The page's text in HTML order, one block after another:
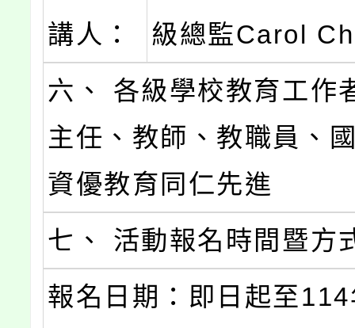
講人：
級總監Carol
六、 各級學校教育工作
主任、教師、教職員、
資優教育同仁先進
七、 活動報名時間暨方
報名日期：即日起至